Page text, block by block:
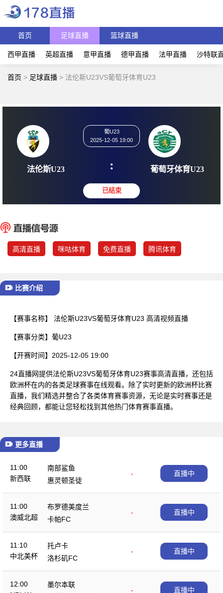
首页 足球直播 篮球直播
西甲直播 英超直播 意甲直播 德甲直播 法甲直播 沙特联
首页 > 足球直播 > 法伦斯U23VS葡萄牙体育U23
法伦斯U23
2025-12-05 19:00
: 葡萄牙
高清直播 咪咕体育 免费直播 腾讯体育
比赛介绍
【赛事名称】 法伦斯U23VS葡萄牙体育U23 高清视频直播
【赛事分类】 葡U23
【开赛时间】 2025-12-05 19:00
24直播网提供法伦斯U23VS葡萄牙体育U23赛事高清直播，还包括
欧洲杯在内的各类足球赛事在线观看。除了实时更新的欧洲杯比赛
直播，我们精选并整合了各类体育赛事资源，无论是实时赛事还是
经典回顾，都能让您轻松找到其他热门体育赛事直播。
更多直播
11:00
新西联
南部鲨鱼
-
惠灵顿圣徒
直播中
11:00
澳威北超
布罗德美度兰
-
卡帕FC
直播中
11:10
中北美杯
托卢卡
-
洛杉矶FC
直播中
12:00
墨尔本联
-
直播中